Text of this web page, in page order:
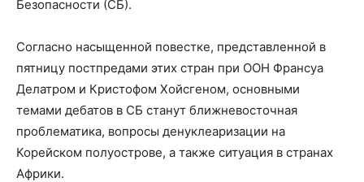
Безопасности (СБ).
Согласно насыщенной повестке, представленной в
пятницу постпредами этих стран при ООН Франсуа
Делатром и Кристофом Хойсгеном, основными
темами дебатов в СБ станут ближневосточная
проблематика, вопросы денуклеаризации на
Корейском полуострове, а также ситуация в странах
Африки.